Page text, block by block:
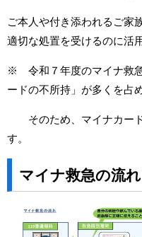
ご本人や付き添われるご家
適切な処置を受けるのに活
※ 令和７年度のマイナ救
ードの不所持」が多くを占
そのため、マイナカード
す。
マイナ救急の流